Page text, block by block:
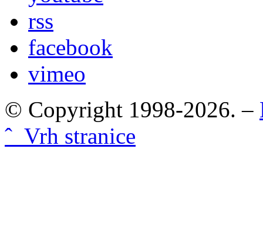
rss
facebook
vimeo
© Copyright 1998-2026. –
ˆ Vrh stranice